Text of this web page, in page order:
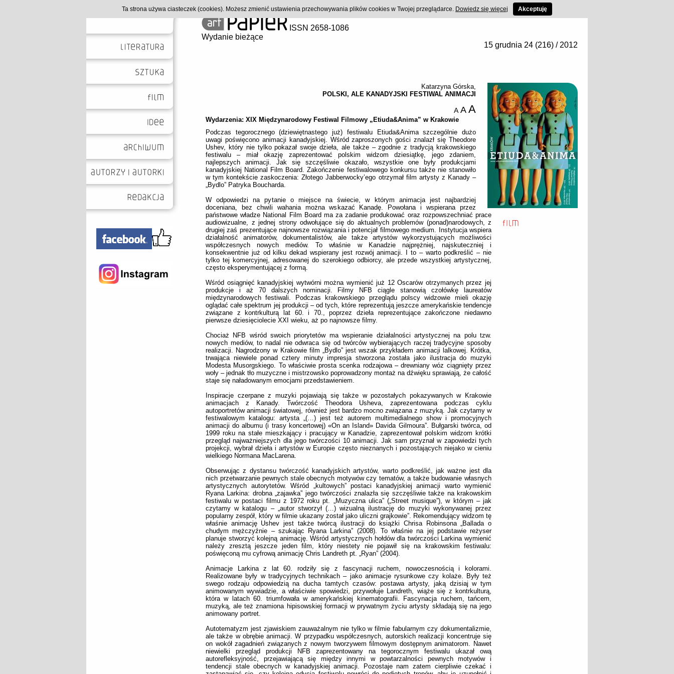
ISSN 2658-1086
Wydanie bieżące
15 grudnia 24 (216) / 2012
Katarzyna Górska,
POLSKI, ALE KANADYJSKI FESTIWAL ANIMACJI
A A A
Wydarzenia: XIX Międzynarodowy Festiwal Filmowy „Etiuda&Anima” w Krakowie
Podczas tegorocznego (dziewiętnastego już) festiwalu Etiuda&Anima szczególnie dużo
uwagi poświęcono animacji kanadyjskiej. Wśród zaproszonych gości znalazł się Theodore
Ushev, który nie tylko pokazał swoje dzieła, ale także – zgodnie z tradycją krakowskiego
festiwalu – miał okazję zaprezentować polskim widzom dziesiątkę, jego zdaniem,
najlepszych animacji. Jak się szczęśliwie okazało, wszystkie one były produkcjami
kanadyjskiej National Film Board. Zakończenie festiwalowego konkursu także nie stanowiło
w tym kontekście zaskoczenia: Złotego Jabberwocky’ego otrzymał film artysty z Kanady –
„Bydlo” Patryka Boucharda.
W odpowiedzi na pytanie o miejsce na świecie, w którym animacja jest najbardziej
doceniana, bez chwili wahania można wskazać Kanadę. Powołana i wspierana przez
państwowe władze National Film Board ma za zadanie produkować oraz rozpowszechniać prace
audiowizualne, z jednej strony odwołujące się do aktualnych problemów (ponad)narodowych, z
drugiej zaś prezentujące najnowsze rozwiązania i potencjał filmowego medium. Instytucja wspiera
działalność animatorów, dokumentalistów, ale także artystów wykorzystujących możliwości
współczesnych nowych mediów. To właśnie w Kanadzie najprężniej, najskuteczniej i
konsekwentnie już od kilku dekad wspierany jest rozwój animacji. I to – warto podkreślić – nie
tylko tej komercyjnej, adresowanej do szerokiego odbiorcy, ale przede wszystkiej artystycznej,
często eksperymentującej z formą.
Wśród osiągnięć kanadyjskiej wytwórni można wymienić już 12 Oscarów otrzymanych przez jej
produkcje i aż 70 dalszych nominacji. Filmy NFB ciągle stanowią czołówkę laureatów
międzynarodowych festiwali. Podczas krakowskiego przeglądu polscy widzowie mieli okazję
oglądać całe spektrum jej produkcji – od tych, które reprezentują jeszcze amerykańskie tendencje
związane z kontrkulturą lat 60. i 70., poprzez dzieła reprezentujące zakończone niedawno
pierwsze dziesięciolecie XXI wieku, aż po najnowsze filmy.
Chociaż NFB wśród swoich priorytetów ma wspieranie działalności artystycznej na polu tzw.
nowych mediów, to nadal nie odwraca się od twórców wybierających raczej tradycyjne sposoby
realizacji. Nagrodzony w Krakowie film „Bydlo” jest wszak przykładem animacji lalkowej. Krótka,
trwająca niewiele ponad cztery minuty impresja stworzona została jako ilustracja do muzyki
Modesta Musorgskiego. To właściwie prosta scenka rodzajowa – drewniany wóz ciągnięty przez
woły – jednak tło muzyczne i mistrzowsko poprowadzony montaż na dźwięku sprawiają, że całość
staje się naładowanym emocjami przedstawieniem.
Inspiracje czerpane z muzyki pojawiają się także w pozostałych pokazywanych w Krakowie
animacjach z Kanady. Twórczość Theodora Usheva, zaprezentowana podczas cyklu
autoportretów animacji światowej, również jest bardzo mocno związana z muzyką. Jak czytamy w
festiwalowym katalogu: artysta „(…) jest też autorem multimedialnego show i promocyjnych
animacji do albumu (i trasy koncertowej) «On an Island» Davida Gilmoura”. Bułgarski twórca, od
1999 roku na stałe mieszkający i pracujący w Kanadzie, zaprezentował polskim widzom krótki
przegląd najważniejszych dla jego twórczości 10 animacji. Jak sam przyznał w zapowiedzi tych
projekcji, wybrał dzieła i artystów w Europie często nieznanych i pozostających niejako w cieniu
wielkiego Normana MacLarena.
Obserwując z dystansu twórczość kanadyjskich artystów, warto podkreślić, jak ważne jest dla
nich przetwarzanie pewnych stale obecnych motywów czy tematów, a także budowanie własnych
artystycznych autorytetów. Wśród „kultowych” postaci kanadyjskiej animacji warto wymienić
Ryana Larkina: drobna „zajawka” jego twórczości znalazła się szczęśliwie także na krakowskim
festiwalu w postaci filmu z 1972 roku pt. „Muzyczna ulica” („Street musique”), w którym – jak
czytamy w katalogu – „autor stworzył (…) wizualną ilustrację do muzyki wykonywanej przez
popularny zespół, który w filmie ukazany został jako uliczni grajkowie”. Rekomendujący widzom tę
właśnie animację Ushev jest także twórcą ilustracji do książki Chrisa Robinsona „Ballada o
chudym mężczyźnie – szukając Ryana Larkina” (2008). To właśnie na jej podstawie reżyser
planuje stworzyć kolejną animację. Wśród artystycznych hołdów dla twórczości Larkina wymienić
należy zresztą jeszcze jeden film, który niestety nie pojawił się na krakowskim festiwalu:
poświęconą mu cyfrową animację Chris Landreth pt. „Ryan” (2004).
Animacje Larkina z lat 60. rodziły się z fascynacji ruchem, nowoczesnością i kolorami.
Realizowane były w tradycyjnych technikach – jako animacje rysunkowe czy kolaże. Były też
swego rodzaju odpowiedzią na ducha tamtych czasów: postawa artysty, jaką dzisiaj w tym
animowanym wywiadzie, a właściwie spowiedzi, przywołuje Landreth, wiąże się z kontrkulturą,
która w latach 60. triumfowała w amerykańskiej kinematografii. Fascynacja ruchem, tańcem,
muzyką, ale też znamiona hipisowskiej formacji w prywatnym życiu artysty składają się na jego
animowany portret.
Autotematyzm jest zjawiskiem zauważalnym nie tylko w filmie fabularnym czy dokumentalizmie,
ale także w obrębie animacji. W przypadku współczesnych, autorskich realizacji koncentruje się
on wokół zagadnień związanych z nowym tworzywem filmowym dostępnym animatorom. Nawet
niewielki przegląd produkcji NFB zaprezentowany na tegorocznym festiwalu ukazał ową
autorefleksyjność, przejawiającą się między innymi w powtarzalności pewnych motywów i
tendencji stale obecnych w kanadyjskiej animacji. Pozostaje nam zatem cierpliwie czekać i
Ta strona używa ciasteczek (cookies). Możesz zmienić ustawienia przechowywania plików cookies w Twojej przeglądarce. Dowiedz się więcej Akceptuję